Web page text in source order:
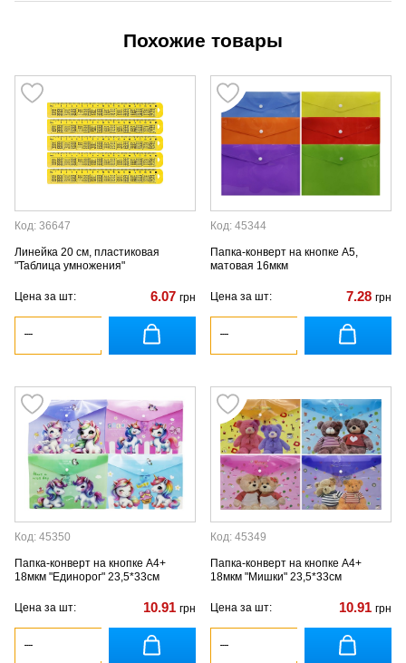
Похожие товары
Код: 36647
Линейка 20 см, пластиковая
"Таблица умножения"
Цена за шт: 6.07 грн
Код: 45344
Папка-конверт на кнопке А5,
матовая 16мкм
Цена за шт: 7.28 грн
Код: 45350
Папка-конверт на кнопке А4+
18мкм "Единорог" 23,5*33см
Цена за шт: 10.91 грн
Код: 45349
Папка-конверт на кнопке А4+
18мкм "Мишки" 23,5*33см
Цена за шт: 10.91 грн